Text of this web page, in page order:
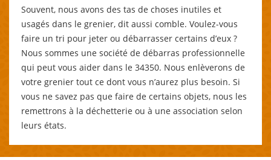
Souvent, nous avons des tas de choses inutiles et
usagés dans le grenier, dit aussi comble. Voulez-vous
faire un tri pour jeter ou débarrasser certains d’eux ?
Nous sommes une société de débarras professionnelle
qui peut vous aider dans le 34350. Nous enlèverons de
votre grenier tout ce dont vous n’aurez plus besoin. Si
vous ne savez pas que faire de certains objets, nous les
remettrons à la déchetterie ou à une association selon
leurs états.